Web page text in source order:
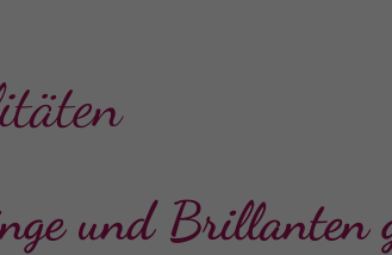
und Brillanten